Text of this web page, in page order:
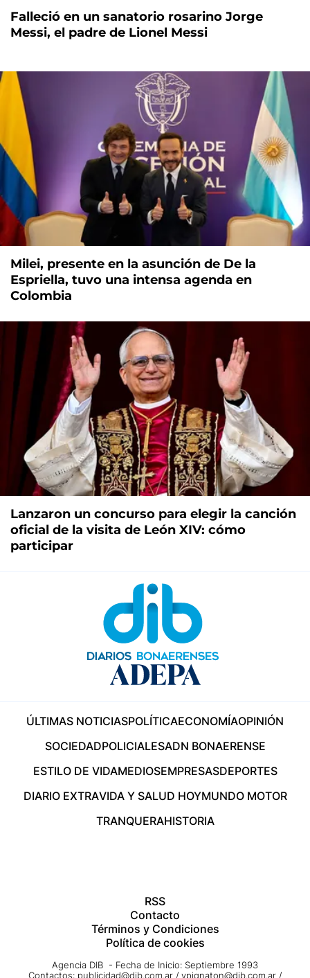
Falleció en un sanatorio rosarino Jorge
Messi, el padre de Lionel Messi
Milei, presente en la asunción de De la
Espriella, tuvo una intensa agenda en
Colombia
Lanzaron un concurso para elegir la canción
oficial de la visita de León XIV: cómo
participar
ÚLTIMAS NOTICIASPOLÍTICAECONOMÍAOPINIÓN
SOCIEDADPOLICIALESADN BONAERENSE
ESTILO DE VIDAMEDIOSEMPRESASDEPORTES
DIARIO EXTRAVIDA Y SALUD HOYMUNDO MOTOR
TRANQUERAHISTORIA
RSS
Contacto
Términos y Condiciones
Política de cookies
Agencia DIB - Fecha de Inicio: Septiembre 1993
Contactos: publicidad@dib.com.ar / vpignaton@dib.com.ar /